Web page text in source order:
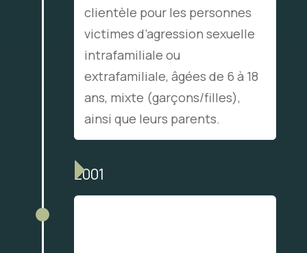
clientèle pour les personnes
victimes d’agression sexuelle
intrafamiliale ou
extrafamiliale, âgées de 6 à 18
ans, mixte (garçons/filles),
ainsi que leurs parents.
2001